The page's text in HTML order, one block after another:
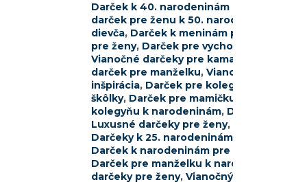
Darček k 40. narodeninám pre ženu
darček pre ženu k 50. narodeninám
dievča, Darček k meninám pre ženu
pre ženy, Darček pre vychovávateľku
Vianočné darčeky pre kamarátku
darček pre manželku, Vianočné darčeky
inšpirácia, Darček pre kolegyňu na
škôlky, Darček pre mamičku
kolegyňu k narodeninám, Darček pre
Luxusné darčeky pre ženy,
Darčeky k 25. narodeninám pre ženy
Darček k narodeninám pre ženu
Darček pre manželku k narodeninám
darčeky pre ženy, Vianočný darček pre